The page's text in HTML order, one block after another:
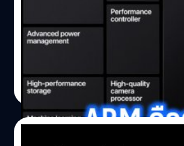
แพลตฟอร์มแบบ Open Source Apple
ใช้งานชิป Apple Silicon ภายในสิ้นปีนี้
ใครทั่วไปก็ซื้อได้ แต่เป็นโครงการในกา
พัฒนาทั่วไป ให้นำไปพัฒนาตัวโปรแกรมม
หลังจากงาน WWDC 2020 วันแรกผ่าน
โลกฮือฮาอย่างมาก กับการประกาศอย่า
จะย้ายไปใช้ชิปเซ็ต Apple Silicon หรือ
Series (ที่ตัวเองพัฒนาอยู่ และใช้อยู่บน
ปัจจุบัน ภายในเวลา 2 ปี ซึ่งหลาย ๆ คนอ
อะไรคือชิปเซ็ตสถาปัตยกรรมแบบ ARM
จากไหน และมันน่าตื่นเต้นยังไงที่จะนำม
#beartai มีคำตอบมาให้ ครั้งแรกที่สถา
ชาคริต ทองสัมฤทธิ์| 2236 days ago
Read More